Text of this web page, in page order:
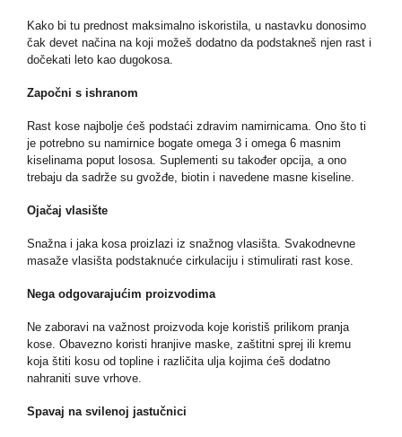
Kako bi tu prednost maksimalno iskoristila, u nastavku donosimo
čak devet načina na koji možeš dodatno da podstakneš njen rast i
dočekati leto kao dugokosa.
Započni s ishranom
Rast kose najbolje ćeš podstaći zdravim namirnicama. Ono što ti
je potrebno su namirnice bogate omega 3 i omega 6 masnim
kiselinama poput lososa. Suplementi su također opcija, a ono
trebaju da sadrže su gvožđe, biotin i navedene masne kiseline.
Ojačaj vlasište
Snažna i jaka kosa proizlazi iz snažnog vlasišta. Svakodnevne
masaže vlasišta podstaknuće cirkulaciju i stimulirati rast kose.
Nega odgovarajućim proizvodima
Ne zaboravi na važnost proizvoda koje koristiš prilikom pranja
kose. Obavezno koristi hranjive maske, zaštitni sprej ili kremu
koja štiti kosu od topline i različita ulja kojima ćeš dodatno
nahraniti suve vrhove.
Spavaj na svilenoj jastučnici